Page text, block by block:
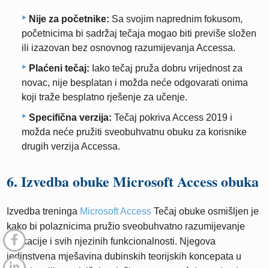
Nije za početnike: Sa svojim naprednim fokusom,
početnicima bi sadržaj tečaja mogao biti previše složen
ili izazovan bez osnovnog razumijevanja Accessa.
Plaćeni tečaj: Iako tečaj pruža dobru vrijednost za
novac, nije besplatan i možda neće odgovarati onima
koji traže besplatno rješenje za učenje.
Specifična verzija: Tečaj pokriva Access 2019 i
možda neće pružiti sveobuhvatnu obuku za korisnike
drugih verzija Accessa.
6. Izvedba obuke Microsoft Access obuka
Izvedba treninga Microsoft Access Tečaj obuke osmišljen je
kako bi polaznicima pružio sveobuhvatno razumijevanje
aplikacije i svih njezinih funkcionalnosti. Njegova
jedinstvena mješavina dubinskih teorijskih koncepata u